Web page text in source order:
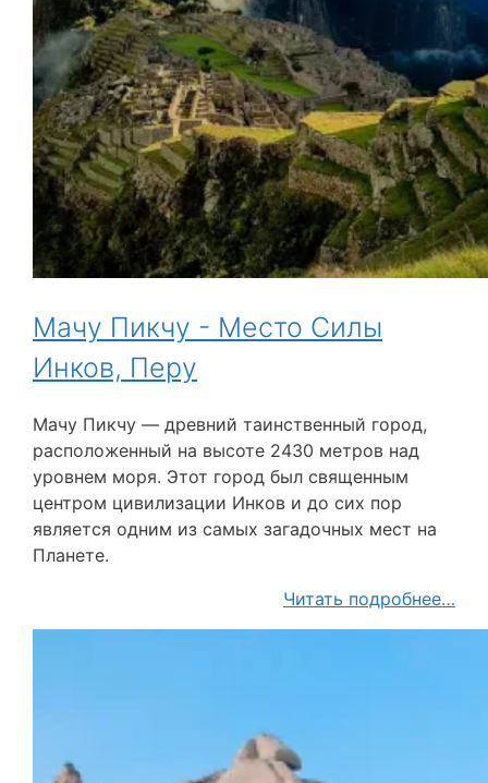
Мачу Пикчу - Место Силы
Инков, Перу
Мачу Пикчу — древний таинственный город,
расположенный на высоте 2430 метров над
уровнем моря. Этот город был священным
центром цивилизации Инков и до сих пор
является одним из самых загадочных мест на
Планете.
Читать подробнее…